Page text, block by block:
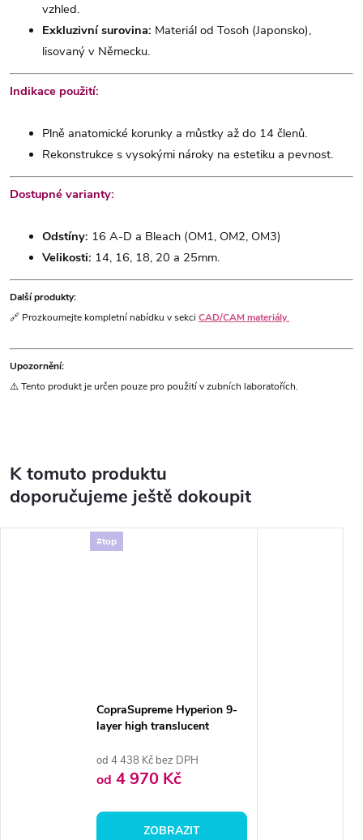
vzhled.
Exkluzivní surovina: Materiál od Tosoh (Japonsko),
lisovaný v Německu.
Indikace použití:
Plně anatomické korunky a můstky až do 14 členů.
Rekonstrukce s vysokými nároky na estetiku a pevnost.
Dostupné varianty:
Odstíny: 16 A-D a Bleach (OM1, OM2, OM3)
Velikosti: 14, 16, 18, 20 a 25mm.
Další produkty:
🔗 Prozkoumejte kompletní nabídku v sekci CAD/CAM materiály.
Upozornění:
⚠️ Tento produkt je určen pouze pro použití v zubních laboratořích.
K tomuto produktu
doporučujeme ještě dokoupit
#top
CopraSupreme Hyperion 9-
layer high translucent
od 4 438 Kč bez DPH
od 4 970 Kč
ZOBRAZIT